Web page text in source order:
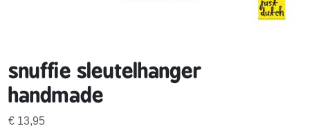
snuffie sleutelhanger
handmade
€ 13,95